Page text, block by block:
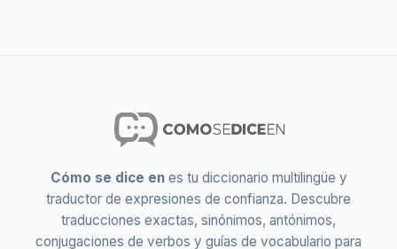
Cómo se dice enes tu diccionario multilingüe y
traductor de expresiones de confianza. Descubre
traducciones exactas, sinónimos, antónimos,
conjugaciones de verbos y guías de vocabulario para